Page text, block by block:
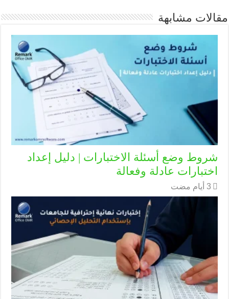
مقالات مشابهة
شروط وضع أسئلة الاختبارات | دليل إعداد
اختبارات عادلة وفعالة